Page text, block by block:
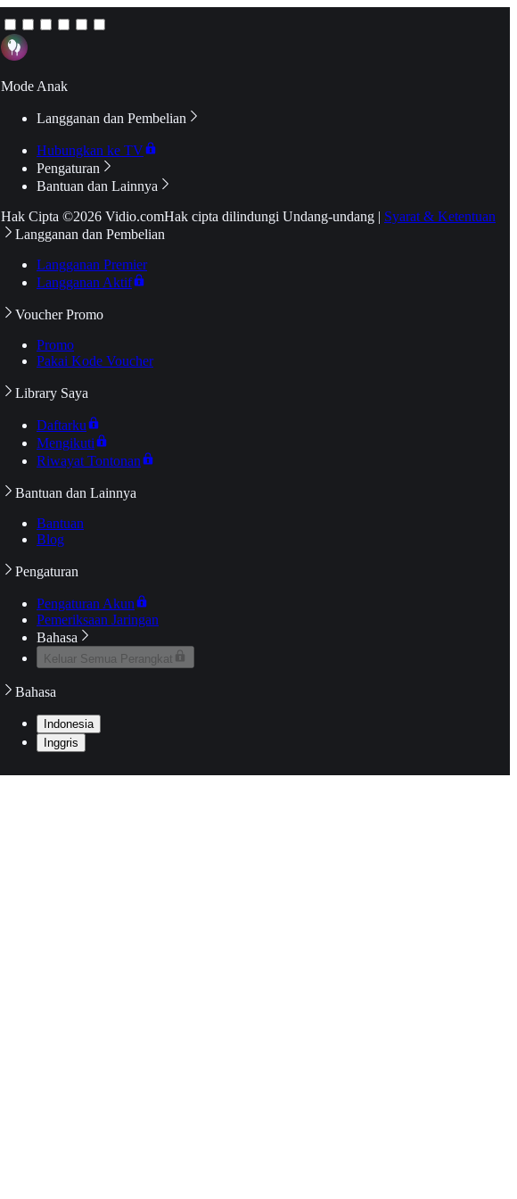
Mode Anak
Langganan dan Pembelian
Hubungkan ke TV
Pengaturan
Bantuan dan Lainnya
Hak Cipta ©2026 Vidio.comHak cipta dilindungi Undang-undang | Syarat & Ketentuan
Langganan dan Pembelian
Langganan Premier
Langganan Aktif
Voucher Promo
Promo
Pakai Kode Voucher
Library Saya
Daftarku
Mengikuti
Riwayat Tontonan
Bantuan dan Lainnya
Bantuan
Blog
Pengaturan
Pengaturan Akun
Pemeriksaan Jaringan
Bahasa
Keluar Semua Perangkat
Bahasa
Indonesia
Inggris